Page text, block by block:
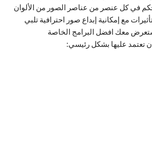
في كل عنصر من عناصر الصور من الألوان
مع إمكانية إبداع صور احترافية تلبي
معك افضل البرامج الخاصة
تعتمد عليها بشكل رئيسي: